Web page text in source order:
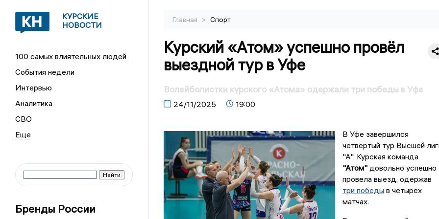
КУРСКИЕ
НОВОСТИ
100 самых влиятельных людей
События недели
Интервью
Аналитика
СВО
Бренды России
Главная > Спорт
Курский «Атом» успешно провёл
выездной тур в Уфе
Волейболистки курского «Атома» одержали три победы в Уфе
24/11/2025 19:00
В Уфе завершился
четвёртый тур Высшей
"А". Курская команда
"Атом"довольно успешно
провела выезд, одержав
три победыв четырёх
матчах.